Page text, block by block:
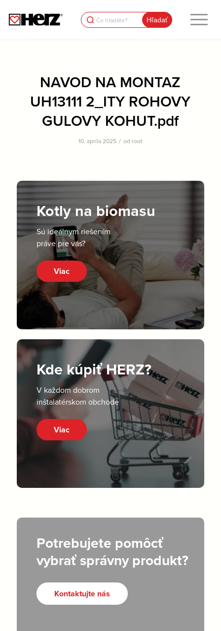
Search
for:
NAVOD NA MONTAZ
UH13111 2_ITY ROHOVY
GULOVY KOHUT.pdf
10. apríla 2025 / od root
Kotly na biomasu
Sú ideálnym riešením
práve pre vás?
Viac
Kde kúpiť HERZ?
V každom dobrom
inštalatérskom obchode
Viac
Potrebujete pomôcť
vybrať správny produkt?
Kontaktujte nás